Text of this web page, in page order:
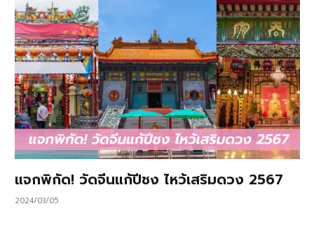
แจกพิกัด! วัดจีนแก้ปีชง ไหว้เสริมดวง 2567
2024/03/05